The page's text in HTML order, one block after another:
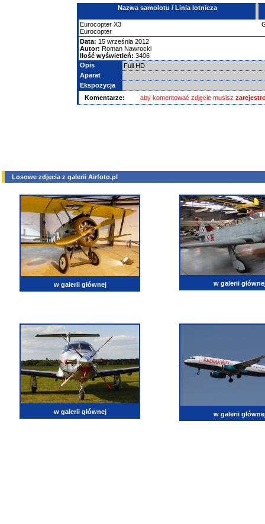
Nazwa samolotu / Linia lotnicza
Eurocopter X3
Eurocopter
Data: 15 września 2012
Autor: Roman Nawrocki
Ilość wyświetleń: 3406
Opis
Full HD
Aparat
Ekspozycja
Komentarze:
aby komentować zdjęcie musisz
Losowe zdjęcia z galerii Airfoto.pl
w galerii głównej w galerii
w galerii głównej w galerii